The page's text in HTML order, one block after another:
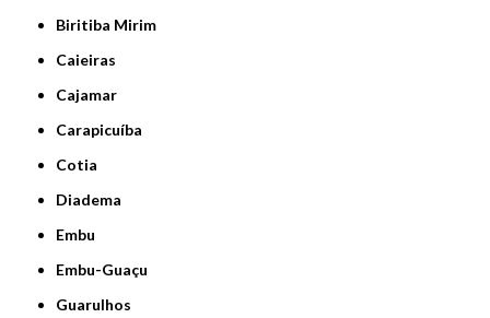
Biritiba Mirim
Caieiras
Cajamar
Carapicuíba
Cotia
Diadema
Embu
Embu-Guaçu
Guarulhos